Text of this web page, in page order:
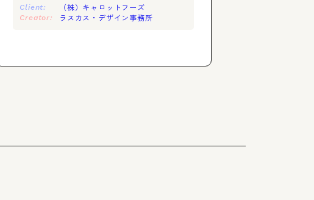
Client: （株）キャロットフーズ
Creator: ラスカス・デザイン事務所